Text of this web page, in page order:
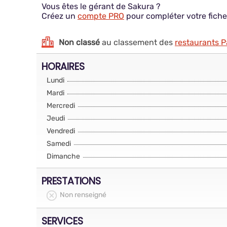
Vous êtes le gérant de Sakura ?
Créez un compte PRO pour compléter votre
Non classé au classement des restaurants
HORAIRES
Lundi
Mardi
Mercredi
Jeudi
Vendredi
Samedi
Dimanche
PRESTATIONS
Non renseigné
SERVICES